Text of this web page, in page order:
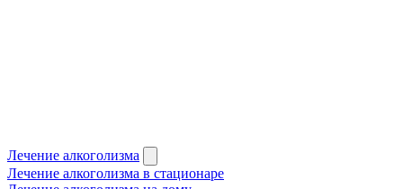
Лечение алкоголизма
Лечение алкоголизма в стационаре